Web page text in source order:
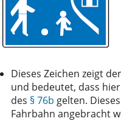
Dieses Zeichen zeigt
und bedeutet, dass
des § 76b gelten.
Fahrbahn angebracht